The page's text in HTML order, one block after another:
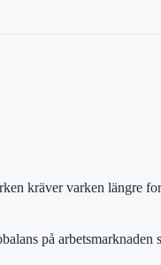
kräver varken
på